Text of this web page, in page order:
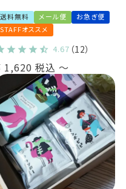
チギフト メール便 送料無料
自身で作るキットをお届け♪
送料無料 メール便
お急ぎ便
STAFFオススメ
4.67 （12）
1,620 税込 〜